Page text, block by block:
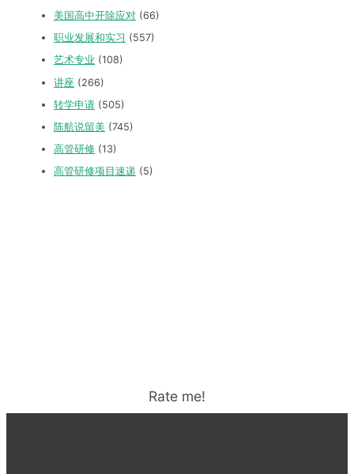
美国高中开除应对 (66)
职业发展和实习 (557)
艺术专业 (108)
讲座 (266)
转学申请 (505)
陈航说留美 (745)
高管研修 (13)
高管研修项目速递 (5)
Rate me!